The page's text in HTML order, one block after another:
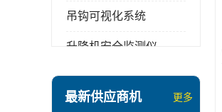
吊钩可视化系统
升降机安全监测仪
最新供应商机 更多